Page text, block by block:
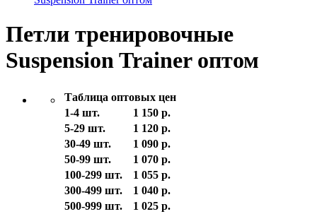
Петли тренировочные
Suspension Trainer оптом
Таблица оптовых цен
1-4 шт.
1 150 р.
5-29 шт.
1 120 р.
30-49 шт.
1 090 р.
50-99 шт.
1 070 р.
100-299 шт.
1 055 р.
300-499 шт.
1 040 р.
500-999 шт.
1 025 р.